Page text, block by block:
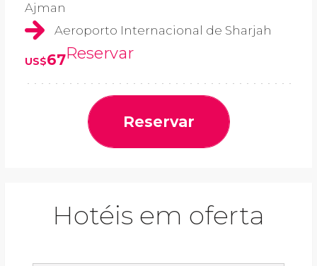
Ajman
Aeroporto Internacional de Sharjah
US$67Reservar
Reservar
Hotéis em oferta